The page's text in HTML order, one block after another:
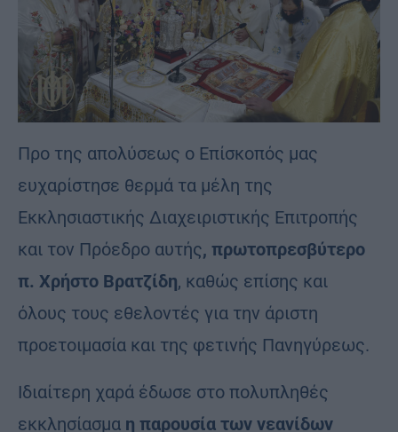
Προ της απολύσεως ο Επίσκοπός μας
ευχαρίστησε θερμά τα μέλη της
Εκκλησιαστικής Διαχειριστικής Επιτροπής
και τον Πρόεδρο αυτής, πρωτοπρεσβύτερο
π. Χρήστο Βρατζίδη, καθώς επίσης και
όλους τους εθελοντές για την άριστη
προετοιμασία και της φετινής Πανηγύρεως.
Ιδιαίτερη χαρά έδωσε στο πολυπληθές
εκκλησίασμα η παρουσία των νεανίδων